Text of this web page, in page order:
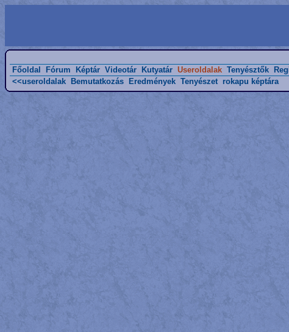
Főoldal Fórum Képtár Videotár Kutyatár Useroldalak Tenyésztők
<<useroldalak
Bemutatkozás Eredmények Tenyészet rokapu képtára